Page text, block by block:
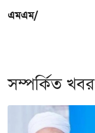
এমএম/
সম্পর্কিত খবর